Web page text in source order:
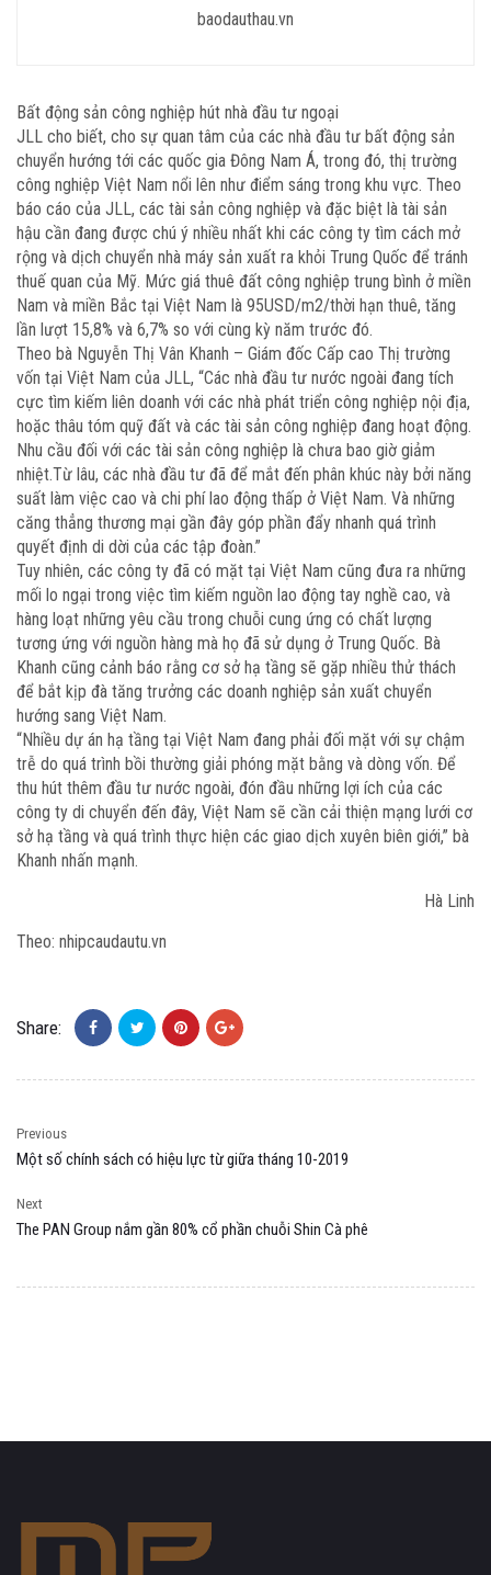
baodauthau.vn
Bất động sản công nghiệp hút nhà đầu tư ngoại
JLL cho biết, cho sự quan tâm của các nhà đầu tư bất động sản
chuyển hướng tới các quốc gia Đông Nam Á, trong đó, thị trường
công nghiệp Việt Nam nổi lên như điểm sáng trong khu vực. Theo
báo cáo của JLL, các tài sản công nghiệp và đặc biệt là tài sản
hậu cần đang được chú ý nhiều nhất khi các công ty tìm cách mở
rộng và dịch chuyển nhà máy sản xuất ra khỏi Trung Quốc để tránh
thuế quan của Mỹ. Mức giá thuê đất công nghiệp trung bình ở miền
Nam và miền Bắc tại Việt Nam là 95USD/m2/thời hạn thuê, tăng
lần lượt 15,8% và 6,7% so với cùng kỳ năm trước đó.
Theo bà Nguyễn Thị Vân Khanh – Giám đốc Cấp cao Thị trường
vốn tại Việt Nam của JLL, “Các nhà đầu tư nước ngoài đang tích
cực tìm kiếm liên doanh với các nhà phát triển công nghiệp nội địa,
hoặc thâu tóm quỹ đất và các tài sản công nghiệp đang hoạt động.
Nhu cầu đối với các tài sản công nghiệp là chưa bao giờ giảm
nhiệt.Từ lâu, các nhà đầu tư đã để mắt đến phân khúc này bởi năng
suất làm việc cao và chi phí lao động thấp ở Việt Nam. Và những
căng thẳng thương mại gần đây góp phần đẩy nhanh quá trình
quyết định di dời của các tập đoàn.”
Tuy nhiên, các công ty đã có mặt tại Việt Nam cũng đưa ra những
mối lo ngại trong việc tìm kiếm nguồn lao động tay nghề cao, và
hàng loạt những yêu cầu trong chuỗi cung ứng có chất lượng
tương ứng với nguồn hàng mà họ đã sử dụng ở Trung Quốc. Bà
Khanh cũng cảnh báo rằng cơ sở hạ tầng sẽ gặp nhiều thử thách
để bắt kịp đà tăng trưởng các doanh nghiệp sản xuất chuyển
hướng sang Việt Nam.
“Nhiều dự án hạ tầng tại Việt Nam đang phải đối mặt với sự chậm
trễ do quá trình bồi thường giải phóng mặt bằng và dòng vốn. Để
thu hút thêm đầu tư nước ngoài, đón đầu những lợi ích của các
công ty di chuyển đến đây, Việt Nam sẽ cần cải thiện mạng lưới cơ
sở hạ tầng và quá trình thực hiện các giao dịch xuyên biên giới,” bà
Khanh nhấn mạnh.
Hà Linh
Theo: nhipcaudautu.vn
Share:
Previous
Một số chính sách có hiệu lực từ giữa tháng 10-2019
Next
The PAN Group nắm gần 80% cổ phần chuỗi Shin Cà phê